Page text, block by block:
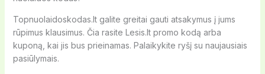
Topnuolaidoskodas.lt galite greitai gauti atsakymus į jums
rūpimus klausimus. Čia rasite Lesis.lt promo kodą arba
kuponą, kai jis bus prieinamas. Palaikykite ryšį su naujausiais
pasiūlymais.